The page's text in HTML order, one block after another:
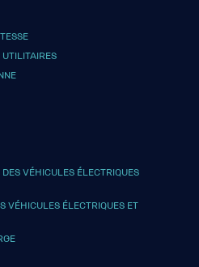
VÉHICULES ÉLECTRIQUES
VÉHICULES ÉLECTRIQUES ET